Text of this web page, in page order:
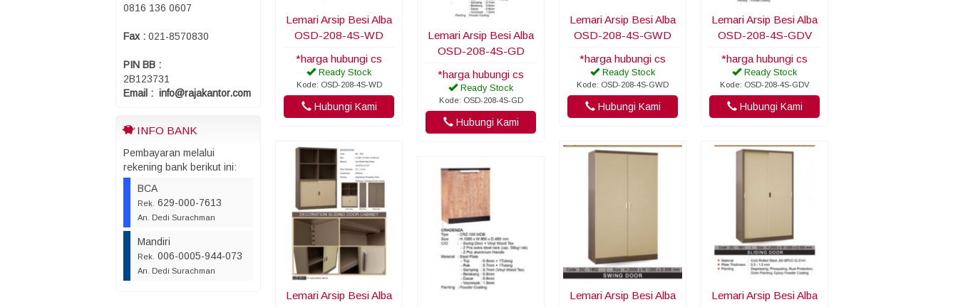
0816 136 0607
Fax : 021-8570830
PIN BB :
2B123731
Email : info@rajakantor.com
INFO BANK
Pembayaran melalui
rekening bank berikut ini:
BCA
Rek. 629-000-7613
An. Dedi Surachman
Mandiri
Rek. 006-0005-944-073
An. Dedi Surachman
Lemari Arsip Besi Alba
OSD-208-4S-WD
*harga hubungi cs
Ready Stock
Kode: OSD-208-4S-WD
Hubungi Kami
Lemari Arsip Besi Alba
OSD-208-4S-GWD
*harga hubungi cs
Ready Stock
Kode: OSD-208-4S-GWD
Hubungi Kami
Lemari Arsip Besi Alba
OSD-208-4S-GDV
*harga hubungi cs
Ready Stock
Kode: OSD-208-4S-GDV
Hubungi Kami
Lemari Arsip Besi Alba
OSD-208-4S-GD
*harga hubungi cs
Ready Stock
Kode: OSD-208-4S-GD
Hubungi Kami
Lemari Arsip Besi Alba
Lemari Arsip Besi Alba
Lemari Arsip Besi Alba